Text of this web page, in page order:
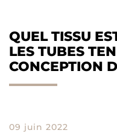
QUEL TISSU
LES TUBES
CONCEPTION
09 juin 2022